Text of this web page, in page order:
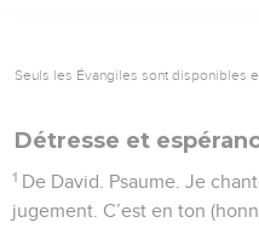
Seuls les Évangiles sont disponibles
Détresse et
1 De David. Psaume. Je
jugement. C’est en ton